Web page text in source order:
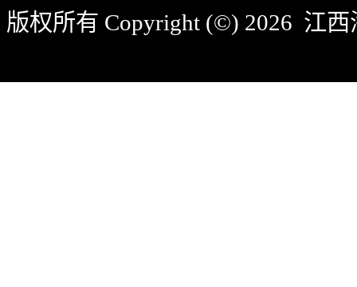
版权所有 Copyright (©) 2026 江西